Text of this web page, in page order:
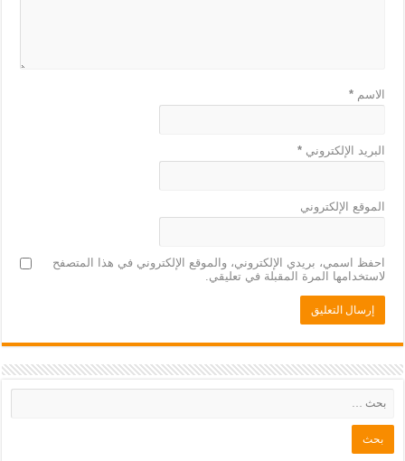
الاسم*
البريد الإلكتروني*
الموقع الإلكتروني
احفظ اسمي، بريدي الإلكتروني، والموقع الإلكتروني في هذا المتصفح
لاستخدامها المرة المقبلة في تعليقي.